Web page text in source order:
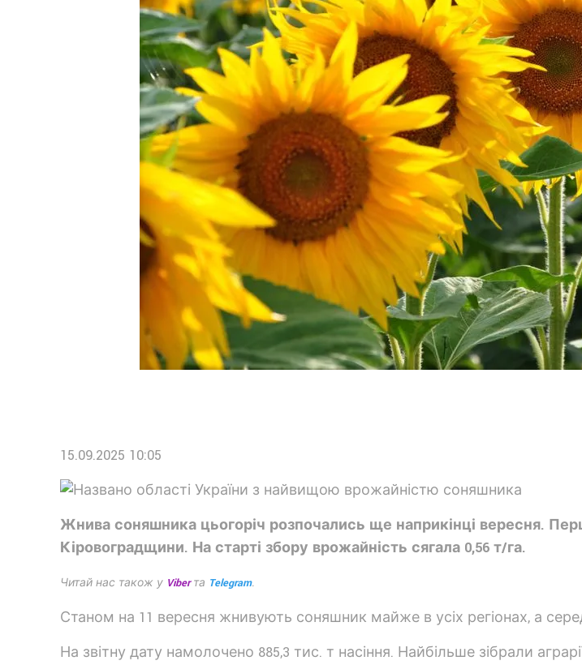
15.09.2025 10:05
Жнива соняшника цьогоріч розпочались ще наприкінці вересня.
Кіровоградщини. На старті збору врожайність сягала 0,56 т/га.
Читай нас також у Viberта Telegram.
Станом на 11 вересня жнивують соняшник майже в усіх регіонах, а
На звітну дату намолочено 885,3 тис. т насіння. Найбільше зібрали